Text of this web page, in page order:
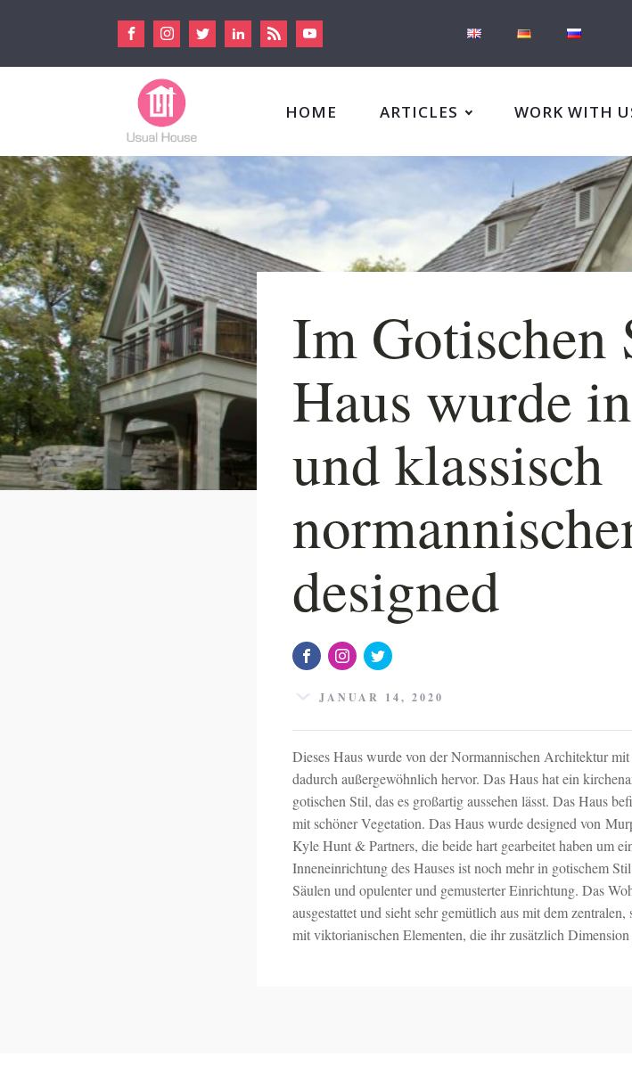
HOME ARTICLES WORK WITH
Im Gotischen
Haus wurde
und klassisch
designed
JANUAR 14, 2020
Dieses Haus wurde von der Normannischen Architektur
dadurch außergewöhnlich hervor. Das Haus hat ein
gotischen Stil, das es großartig aussehen lässt. Das Haus
mit schöner Vegetation. Das Haus wurde designed von
Kyle Hunt & Partners, die beide hart gearbeitet haben um
Inneneinrichtung des Hauses ist noch mehr in gotischem
Säulen und opulenter und gemusterter Einrichtung. Das
ausgestattet und sieht sehr gemütlich aus mit dem
mit viktorianischen Elementen, die ihr zusätzlich